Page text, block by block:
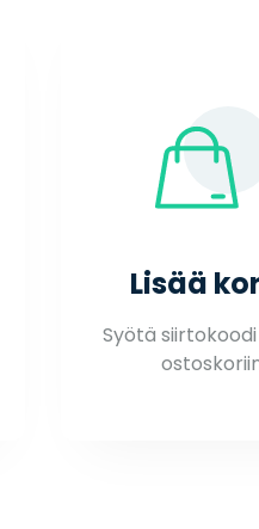
Lisää
Syötä siirtokoodi